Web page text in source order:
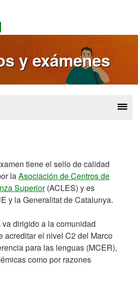
y exámenes
tiene el sello de calidad
laAsociación de Centros de
Superior(ACLES) y es
y la Generalitat de Catalunya.
dirigido a la comunidad
acreditar el nivel C2 del Marco
para las lenguas (MCER),
como por razones